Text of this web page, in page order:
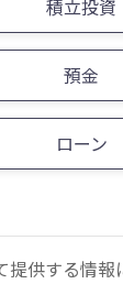
積立投資
預金
ローン
提供する情報